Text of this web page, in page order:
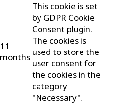
11
months
This cookie is set
by GDPR Cookie
Consent plugin.
The cookies is
used to store the
user consent for
the cookies in the
category
"Necessary".